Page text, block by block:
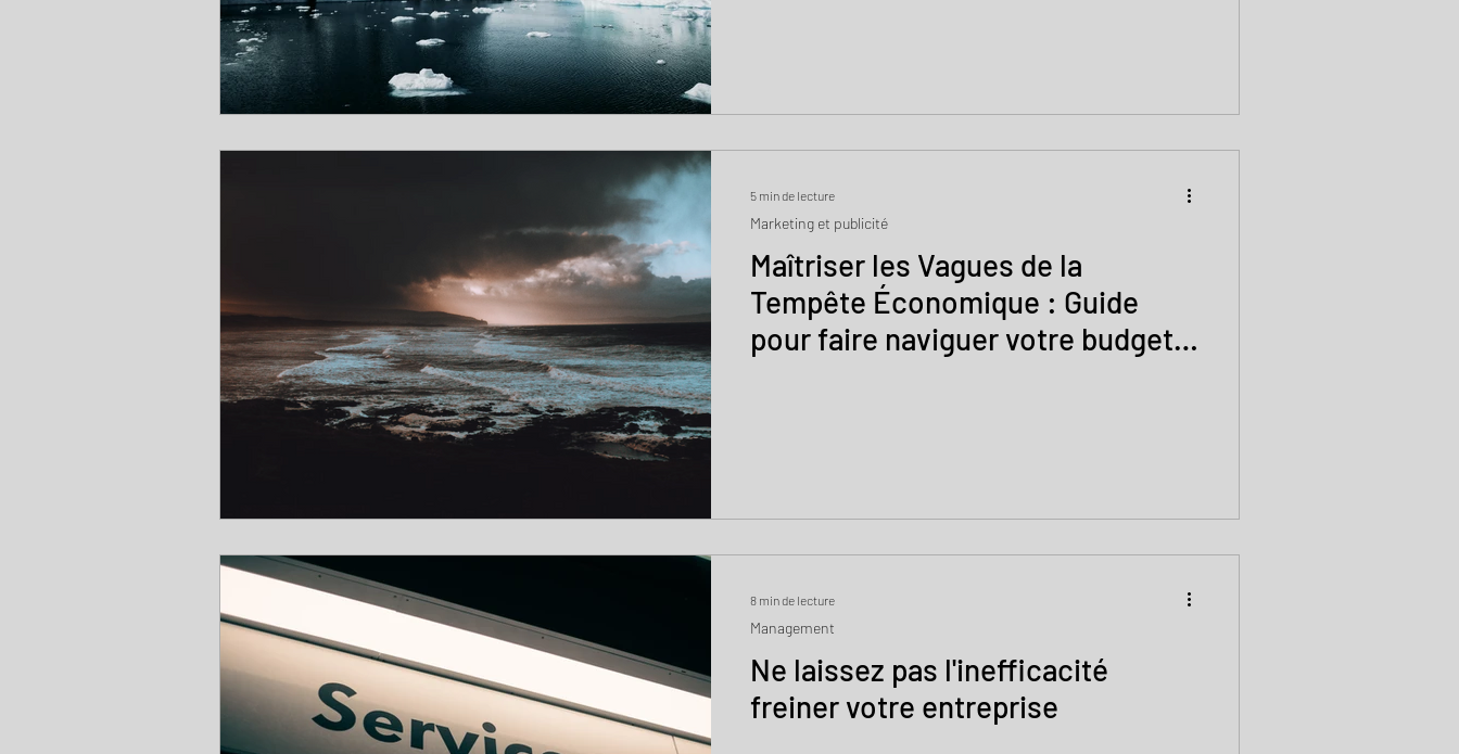
Maîtriser les Vagues de la
Tempête Économique : Guide
pour faire naviguer votre budget
Marketing et publicité
5 min de lecture
Ne laissez pas l'inefficacité
freiner votre entreprise
Management
8 min de lecture